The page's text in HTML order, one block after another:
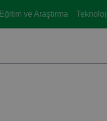
Eğitim ve Araştırma